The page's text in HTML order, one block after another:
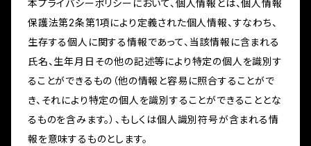
本プライバシーポリシーにおいて、個人情報とは、個人情報
保護法第2条第1項により定義された個人情報、すなわち、
生存する個人に関する情報であって、当該情報に含まれる
氏名、生年月日その他の記述等により特定の個人を識別す
ることができるもの（他の情報と容易に照合することがで
き、それにより特定の個人を識別することができることとな
るものを含みます。）、もしくは個人識別符号が含まれる情
報を意味するものとします。